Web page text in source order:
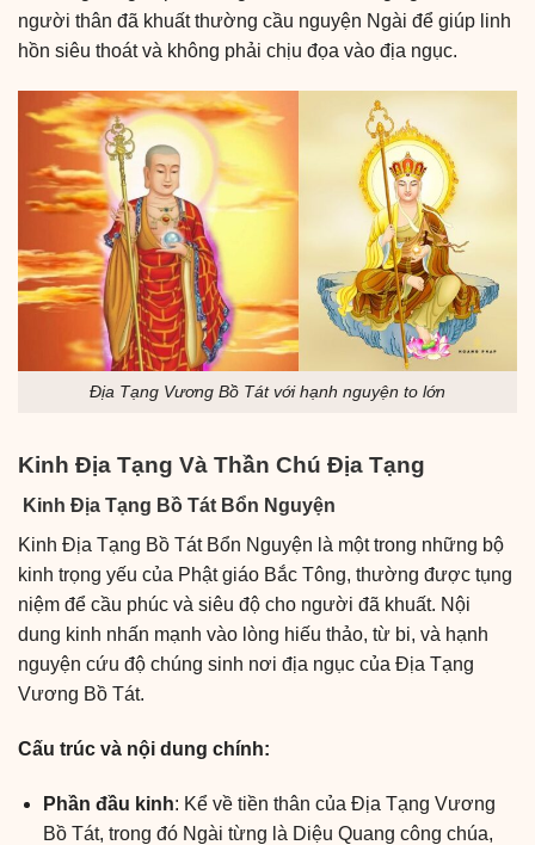
người thân đã khuất thường cầu nguyện Ngài để giúp linh
hồn siêu thoát và không phải chịu đọa vào địa ngục.
Địa Tạng Vương Bồ Tát với hạnh nguyện to lớn
Kinh Địa Tạng Và Thần Chú Địa Tạng
Kinh Địa Tạng Bồ Tát Bổn Nguyện
Kinh Địa Tạng Bồ Tát Bổn Nguyện là một trong những bộ
kinh trọng yếu của Phật giáo Bắc Tông, thường được tụng
niệm để cầu phúc và siêu độ cho người đã khuất. Nội
dung kinh nhấn mạnh vào lòng hiếu thảo, từ bi, và hạnh
nguyện cứu độ chúng sinh nơi địa ngục của Địa Tạng
Vương Bồ Tát.
Cấu trúc và nội dung chính:
Phần đầu kinh: Kể về tiền thân của Địa Tạng Vương
Bồ Tát, trong đó Ngài từng là Diệu Quang công chúa,